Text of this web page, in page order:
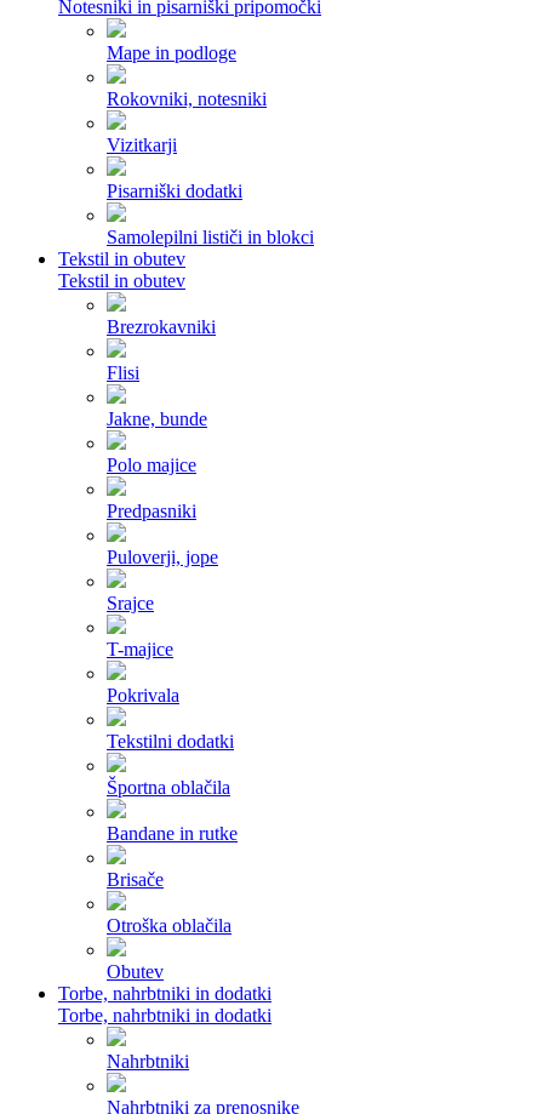
Notesniki in pisarniški pripomočki
Mape in podloge
Rokovniki, notesniki
Vizitkarji
Pisarniški dodatki
Samolepilni lističi in blokci
Tekstil in obutev
Tekstil in obutev
Brezrokavniki
Flisi
Jakne, bunde
Polo majice
Predpasniki
Puloverji, jope
Srajce
T-majice
Pokrivala
Tekstilni dodatki
Športna oblačila
Bandane in rutke
Brisače
Otroška oblačila
Obutev
Torbe, nahrbtniki in dodatki
Torbe, nahrbtniki in dodatki
Nahrbtniki
Nahrbtniki za prenosnike